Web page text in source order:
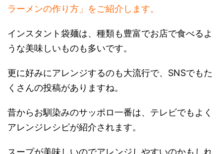
ラーメンの作り方」をご紹介します。
インスタント袋麺は、種類も豊富でお店で食べるよ
うな美味しいものも多いです。
更に好みにアレンジするのも大流行で、SNSでもた
くさんの投稿がありますね。
昔からお馴染みのサッポロ一番は、テレビでもよく
アレンジレシピが紹介されます。
スープが美味しいのでアレンジしやすいのかもしれ